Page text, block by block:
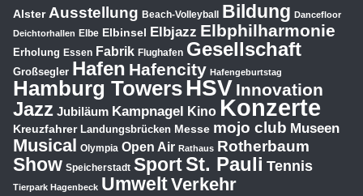
Alster Ausstellung Beach-Volleyball Bildung Dancefloor
Deichtorhallen Elbe Elbinsel Elbjazz Elbphilharmonie
Erholung Essen Fabrik Flughafen Gesellschaft
Großsegler Hafen Hafencity Hafengeburtstag
Hamburg TowersHSV Innovation
Jazz Jubiläum Kampnagel Kino Konzerte
Kreuzfahrer Landungsbrücken Messe mojo club Museen
Musical Olympia Open Air Rathaus Rotherbaum
Show Speicherstadt SportSt. Pauli Tennis
Tierpark Hagenbeck UmweltVerkehr